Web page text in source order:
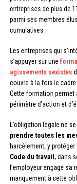
entreprises de plus de
parmi ses membres
cumulatives.
Les entreprises qui
s’appuyer sur une
agissements sexistes
couvre à la fois le
Cette formation permet
périmètre d’action et
L’obligation légale ne
prendre toutes les
harcèlement, y
Code du travail, dans
l’employeur engage sa
manquement à cette